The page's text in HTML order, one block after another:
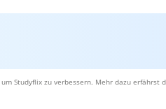
Studyflix zu verbessern. Mehr dazu erfährst